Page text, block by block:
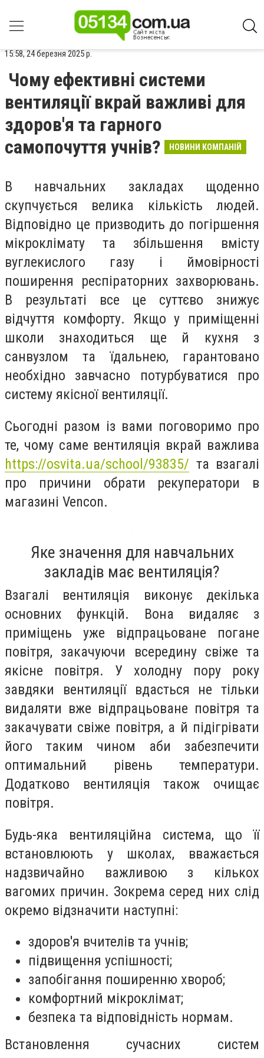
15:58, 24 березня 2025 р.
Чому ефективні системи
вентиляції вкрай важливі для
здоров'я та гарного
самопочуття учнів?
НОВИНИ КОМПАНІЙ
В навчальних закладах щоденно
скупчується велика кількість людей.
Відповідно це призводить до погіршення
мікроклімату та збільшення вмісту
вуглекислого газу і ймовірності
поширення респіраторних захворювань.
В результаті все це суттєво знижує
відчуття комфорту. Якщо у приміщенні
школи знаходиться ще й кухня з
санвузлом та їдальнею, гарантовано
необхідно завчасно потурбуватися про
систему якісної вентиляції.
Сьогодні разом із вами поговоримо про
те, чому саме вентиляція вкрай важлива
https://osvita.ua/school/93835/ та взагалі
про причини обрати рекуператори в
магазині Vencon.
Яке значення для навчальних
закладів має вентиляція?
Взагалі вентиляція виконує декілька
основних функцій. Вона видаляє з
приміщень уже відпрацьоване погане
повітря, закачуючи всередину свіже та
якісне повітря. У холодну пору року
завдяки вентиляції вдасться не тільки
видаляти вже відпрацьоване повітря та
закачувати свіже повітря, а й підігрівати
його таким чином аби забезпечити
оптимальний рівень температури.
Додатково вентиляція також очищає
повітря.
Будь-яка вентиляційна система, що її
встановлюють у школах, вважається
надзвичайно важливою з кількох
вагомих причин. Зокрема серед них слід
окремо відзначити наступні:
здоров'я вчителів та учнів;
підвищення успішності;
запобігання поширенню хвороб;
комфортний мікроклімат;
безпека та відповідність нормам.
Встановлення сучасних систем